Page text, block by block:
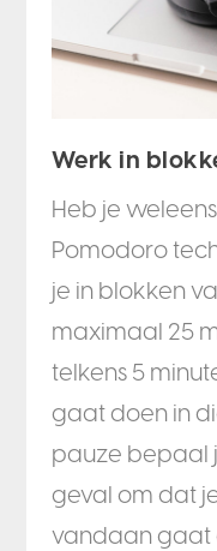
Werk in
Heb je
Pomodoro
je in blokken
maximaal 25
telkens 5
gaat doen in
pauze bepaal
geval om dat
vandaan gaat